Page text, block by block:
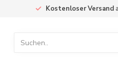
Kostenloser Versand